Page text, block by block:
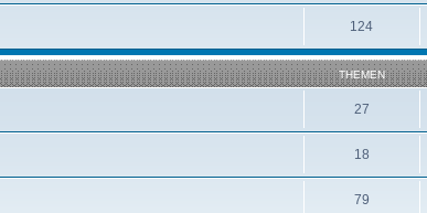
124
THEMEN
27
18
79